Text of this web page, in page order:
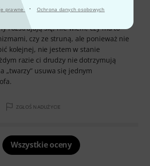
prawne · Ochrona danych osobowych
rozstrajają się, nie wiem, czy ma to
czy ze struną, ale ponieważ nie
kolejnej, nie jestem w stanie
razie ci drudzy nie dotrzymują
„twarzy” usuwa się jednym
ZGŁOŚ NADUŻYCIE
Wszystkie oceny